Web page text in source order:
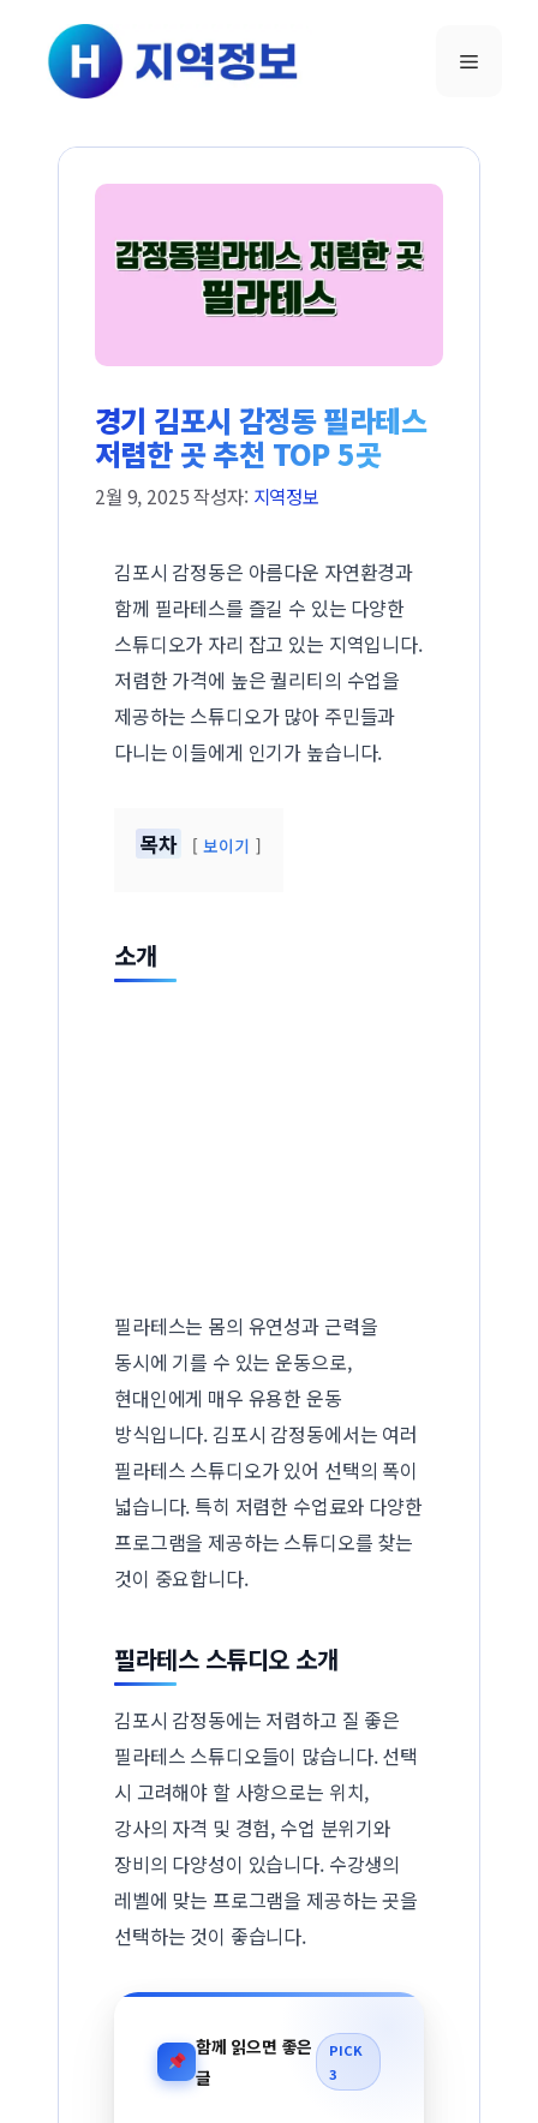
건너뛰기
메뉴
경기 김포시 감정동 필라테스
저렴한 곳 추천 TOP 5곳
2월 9, 2025작성자: 지역정보
김포시 감정동은 아름다운 자연환경과
함께 필라테스를 즐길 수 있는 다양한
스튜디오가 자리 잡고 있는 지역입니다.
저렴한 가격에 높은 퀄리티의 수업을
제공하는 스튜디오가 많아 주민들과
다니는 이들에게 인기가 높습니다.
목차 보이기
소개
필라테스는 몸의 유연성과 근력을
동시에 기를 수 있는 운동으로,
현대인에게 매우 유용한 운동
방식입니다. 김포시 감정동에서는 여러
필라테스 스튜디오가 있어 선택의 폭이
넓습니다. 특히 저렴한 수업료와 다양한
프로그램을 제공하는 스튜디오를 찾는
것이 중요합니다.
필라테스 스튜디오 소개
김포시 감정동에는 저렴하고 질 좋은
필라테스 스튜디오들이 많습니다. 선택
시 고려해야 할 사항으로는 위치,
강사의 자격 및 경험, 수업 분위기와
장비의 다양성이 있습니다. 수강생의
레벨에 맞는 프로그램을 제공하는 곳을
선택하는 것이 좋습니다.
함께 읽으면 좋은
글
PICK
3